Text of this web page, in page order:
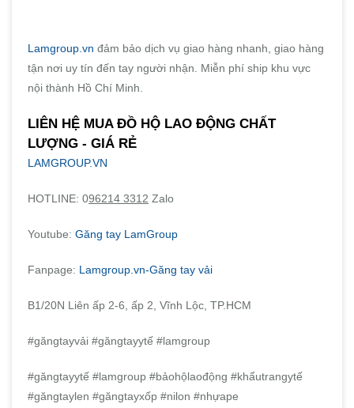
Lamgroup.vn đảm bảo dịch vụ giao hàng nhanh, giao hàng
tận nơi uy tín đến tay người nhận. Miễn phí ship khu vực
nội thành Hồ Chí Minh.
LIÊN HỆ MUA ĐỒ HỘ LAO ĐỘNG CHẤT
LƯỢNG - GIÁ RẺ
LAMGROUP.VN
HOTLINE: 096214 3312 Zalo
Youtube: Găng tay LamGroup
Fanpage: Lamgroup.vn-Găng tay vải
B1/20N Liên ấp 2-6, ấp 2, Vĩnh Lộc, TP.HCM
#găngtayvải #găngtayytế #lamgroup
#găngtayytế #lamgroup #bảohộlaođộng #khẩutrangytế
#găngtaylen #găngtayxốp #nilon #nhựape